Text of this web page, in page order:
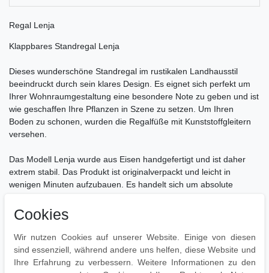
Regal Lenja
Klappbares Standregal Lenja
Dieses wunderschöne Standregal im rustikalen Landhausstil
beeindruckt durch sein klares Design. Es eignet sich perfekt um
Ihrer Wohnraumgestaltung eine besondere Note zu geben und ist
wie geschaffen Ihre Pflanzen in Szene zu setzen. Um Ihren
Boden zu schonen, wurden die Regalfüße mit Kunststoffgleitern
versehen.
Das Modell Lenja wurde aus Eisen handgefertigt und ist daher
extrem stabil. Das Produkt ist originalverpackt und leicht in
wenigen Minuten aufzubauen. Es handelt sich um absolute
Ca. Abmessungen:
Gesamthöhe: 160 cm
Gesamtbreite: 60 cm
Gesamttiefe: 30 cm
Cookies
Wir nutzen Cookies auf unserer Website. Einige von diesen
sind essenziell, während andere uns helfen, diese Website und
Ihre Erfahrung zu verbessern. Weitere Informationen zu den